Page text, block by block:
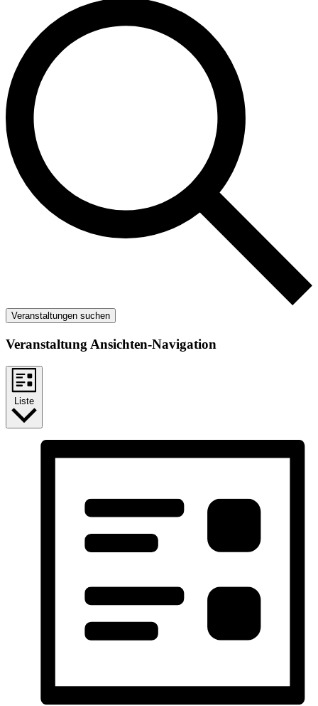
Veranstaltungen suchen
Veranstaltung Ansichten-Navigation
Liste